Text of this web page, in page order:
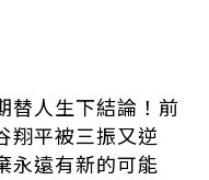
替人生下結論！前
翔平被三振又逆
永遠有新的可能